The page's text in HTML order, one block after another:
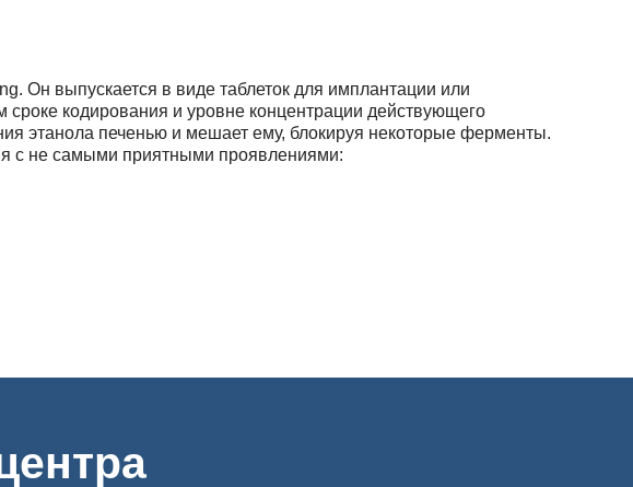
Он выпускается в виде таблеток для имплантации или
кодирования и уровне концентрации действующего
этанола печенью и мешает ему, блокируя некоторые ферменты.
с не самыми приятными проявлениями:
сознания.
его лечения. При этом как сенсибилизатор дисульфирам